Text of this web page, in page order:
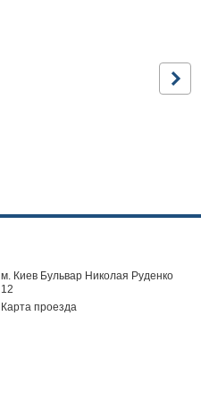
м. Киев Бульвар Николая Руденко
12
Карта проезда